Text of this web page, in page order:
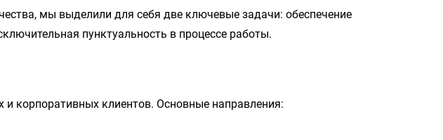
мы выделили для себя две ключевые задачи: обеспечение
пунктуальность в процессе работы.
корпоративных клиентов. Основные направления: